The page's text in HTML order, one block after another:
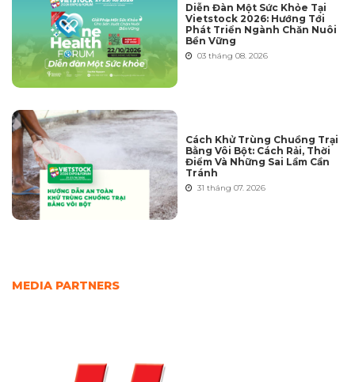
Diễn Đàn Một Sức Khỏe Tại
Vietstock 2026: Hướng Tới
Phát Triển Ngành Chăn Nuôi
Bền Vững
03 tháng 08. 2026
Cách Khử Trùng Chuồng Trại
Bằng Vôi Bột: Cách Rải, Thời
Điểm Và Những Sai Lầm Cần
Tránh
31 tháng 07. 2026
MEDIA PARTNERS